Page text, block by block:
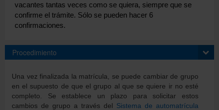
Relaciones externas
Directorio
Català
vacantes tantas veces como se quiera, siempre que se
confirme el trámite. Sólo se pueden hacer 6
confirmaciones.
Procedimiento
Una vez finalizada la matrícula, se puede cambiar de grupo
en el supuesto de que el grupo al que se quiere ir no esté
completo. Se establece un plazo para solicitar estos
cambios de grupo a través del Sistema de automatrícula